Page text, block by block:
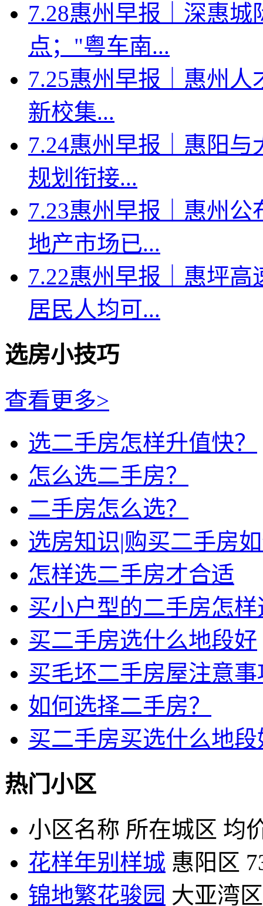
7.28惠州早报｜深惠
点；"粤车南...
7.25惠州早报｜惠州
新校集...
7.24惠州早报｜惠阳
规划衔接...
7.23惠州早报｜惠州
地产市场已...
7.22惠州早报｜惠坪
居民人均可...
选房小技巧
查看更多>
选二手房怎样升值快？
怎么选二手房？
二手房怎么选？
选房知识|购买二手房
怎样选二手房才合适
买小户型的二手房怎样
买二手房选什么地段好
买毛坯二手房屋注意事
如何选择二手房？
买二手房买选什么地段
热门小区
小区名称 所在城区 均
花样年别样城 惠阳区
锦地繁花骏园 大亚湾区